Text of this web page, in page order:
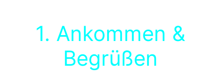
1. Ankommen &
Begrüßen